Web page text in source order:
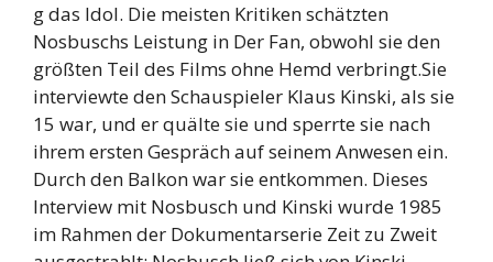
g das Idol. Die meisten Kritiken schätzten
Nosbuschs Leistung in Der Fan, obwohl sie den
größten Teil des Films ohne Hemd verbringt.Sie
interviewte den Schauspieler Klaus Kinski, als sie
15 war, und er quälte sie und sperrte sie nach
ihrem ersten Gespräch auf seinem Anwesen ein.
Durch den Balkon war sie entkommen. Dieses
Interview mit Nosbusch und Kinski wurde 1985
im Rahmen der Dokumentarserie Zeit zu Zweit